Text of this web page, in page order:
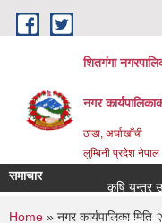
Skip to main content
शितगंगा
नगर
ठाडा, अर्घाखाँची
लुम्बिनी प्रदेश नेपाल
समाचार
कृषि यन्त्र
Home » नगर कार्यपालिका